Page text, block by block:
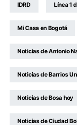
IDRD Línea 1
Mi Casa en Bogotá
Noticias de Antonio
Noticias de Barrios
Noticias de Bosa hoy
Noticias de Ciudad